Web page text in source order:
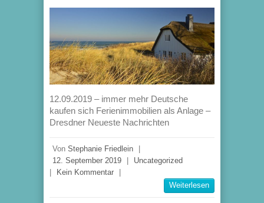
12.09.2019 – immer mehr Deutsche
kaufen sich Ferienimmobilien als Anlage –
Dresdner Neueste Nachrichten
Von Stephanie Friedlein
12. September 2019
Uncategorized
Kein Kommentar
Weiterlesen